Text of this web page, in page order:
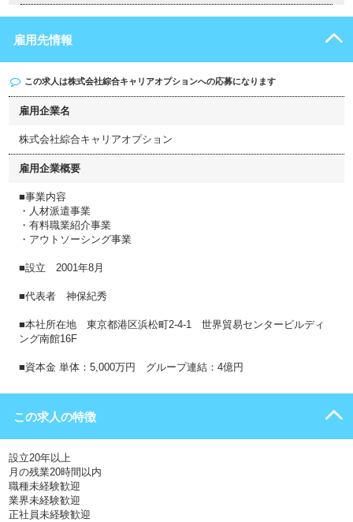
雇用先情報
この求人は株式会社綜合キャリアオプションへの応募になります
雇用企業名
株式会社綜合キャリアオプション
雇用企業概要
■事業内容
・人材派遣事業
・有料職業紹介事業
・アウトソーシング事業
■設立 2001年8月
■代表者 神保紀秀
■本社所在地 東京都港区浜松町2-4-1 世界貿易センタービルディ
ング南館16F
■資本金 単体：5,000万円 グループ連結：4億円
この求人の特徴
設立20年以上
月の残業20時間以内
職種未経験歓迎
業界未経験歓迎
正社員未経験歓迎